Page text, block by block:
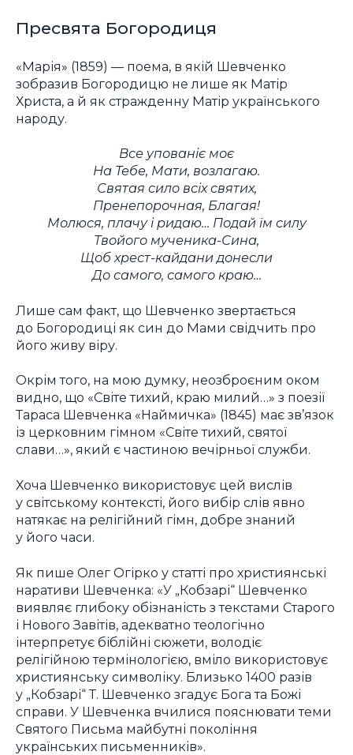
Пресвята Богородиця
«Марія» (1859) — поема, в якій Шевченко
зобразив Богородицю не лише як Матір
Христа, а й як стражденну Матір українського
народу.
Все упованіє моє
На Тебе, Мати, возлагаю.
Святая сило всіх святих,
Пренепорочная, Благая!
Молюся, плачу і ридаю… Подай їм силу
Твойого мученика-Сина,
Щоб хрест-кайдани донесли
До самого, самого краю…
Лише сам факт, що Шевченко звертається
до Богородиці як син до Мами свідчить про
його живу віру.
Окрім того, на мою думку, неозброєним оком
видно, що «Світе тихий, краю милий…» з поезії
Тараса Шевченка «Наймичка» (1845) має зв’язок
із церковним гімном «Світе тихий, святої
слави…», який є частиною вечірньої служби.
Хоча Шевченко використовує цей вислів
у світському контексті, його вибір слів явно
натякає на релігійний гімн, добре знаний
у його часи.
Як пише Олег Огірко у статті про християнські
наративи Шевченка: «У „Кобзарі“ Шевченко
виявляє глибоку обізнаність з текстами Старого
і Нового Завітів, адекватно теологічно
інтерпретує біблійні сюжети, володіє
релігійною термінологією, вміло використовує
християнську символіку. Близько 1400 разів
у „Кобзарі“ Т. Шевченко згадує Бога та Божі
справи. У Шевченка вчилися пояснювати теми
Святого Письма майбутні покоління
українських письменників».